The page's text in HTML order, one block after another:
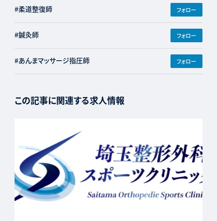
#柔道整復師 フォロー
#鍼灸師 フォロー
#あんまマッサージ指圧師 フォロー
この記事に関連する求人情報